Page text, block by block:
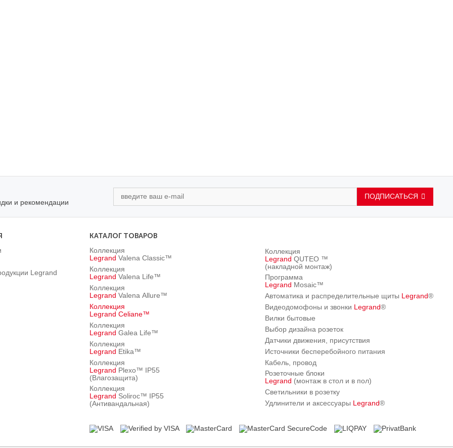
и рекомендации
ПОДПИСАТЬСЯ
Legrand
КАТАЛОГ ТОВАРОВ
Коллекция
Legrand Valena Classic™
Коллекция
Legrand Valena Life™
Коллекция
Legrand Valena Allure™
Коллекция
Legrand Celiane™
Коллекция
Legrand Galea Life™
Коллекция
Legrand Etika™
Коллекция
Legrand Plexo™ IP55
(Влагозащита)
Коллекция
Legrand Soliroc™ IP55
(Антивандальная)
Коллекция
Legrand QUTEO ™
(накладной монтаж)
Программа
Legrand Mosaic™
Автоматика и распределительные щиты Legrand®
Видеодомофоны и звонки Legrand®
Вилки бытовые
Выбор дизайна розеток
Датчики движения, присутствия
Источники бесперебойного питания
Кабель, провод
Розеточные блоки
Legrand (монтаж в стол и в пол)
Светильники в розетку
Удлинители и аксессуары Legrand®